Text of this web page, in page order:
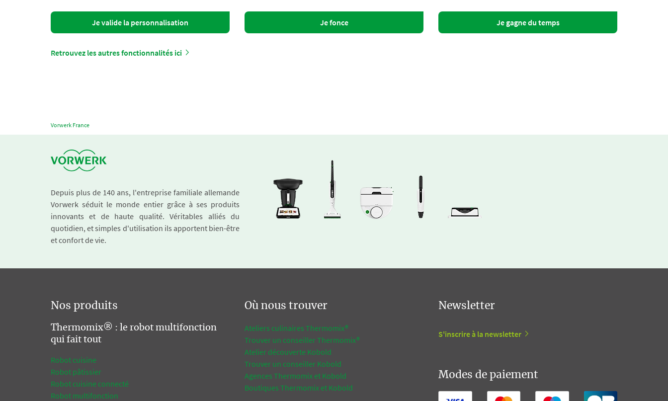
Je valide la personnalisation Je fonce Je gagne du temps
Retrouvez les autres fonctionnalités ici
Vorwerk France
Depuis plus de 140 ans, l'entreprise familiale allemande
Vorwerk séduit le monde entier grâce à ses produits
innovants et de haute qualité. Véritables alliés du
quotidien, et simples d'utilisation ils apportent bien-être
et confort de vie.
Nos produits
Thermomix® : le robot multifonction
qui fait tout
Robot cuisine
Robot pâtissier
Robot cuisine connecté
Robot multifonction
Où nous trouver
Ateliers culinaires Thermomix®
Trouver un conseiller Thermomix®
Atelier découverte Kobold
Trouver un conseiller Kobold
Agences Thermomix et Kobold
Boutiques Thermomix et Kobold
Newsletter
S'inscrire à la newsletter
Modes de paiement